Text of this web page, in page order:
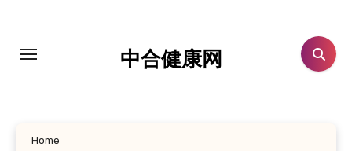
中合健康网
Home